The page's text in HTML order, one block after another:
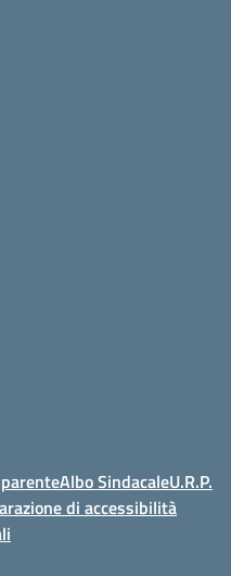
Albo SindacaleU.R.P.
di accessibilità